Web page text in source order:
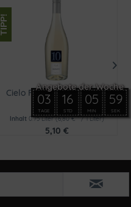
TIPP!
Cielo Frizzante 10° Bianco
Inhalt 0.75 Liter(6,80 € * / 1 Liter)
5,10 €
03
TAGE
16
STD
05
MIN
59
SEK